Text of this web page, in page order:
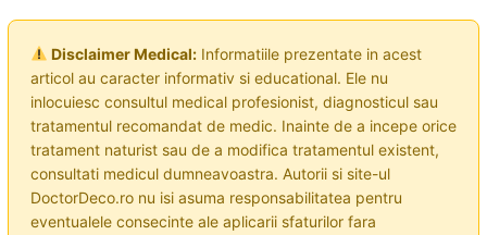
Disclaimer Medical:Informatiile prezentate in acest
articol au caracter informativ si educational. Ele nu
inlocuiesc consultul medical profesionist, diagnosticul sau
tratamentul recomandat de medic. Inainte de a incepe orice
tratament naturist sau de a modifica tratamentul existent,
consultati medicul dumneavoastra. Autorii si site-ul
DoctorDeco.ro nu isi asuma responsabilitatea pentru
eventualele consecinte ale aplicarii sfaturilor fara